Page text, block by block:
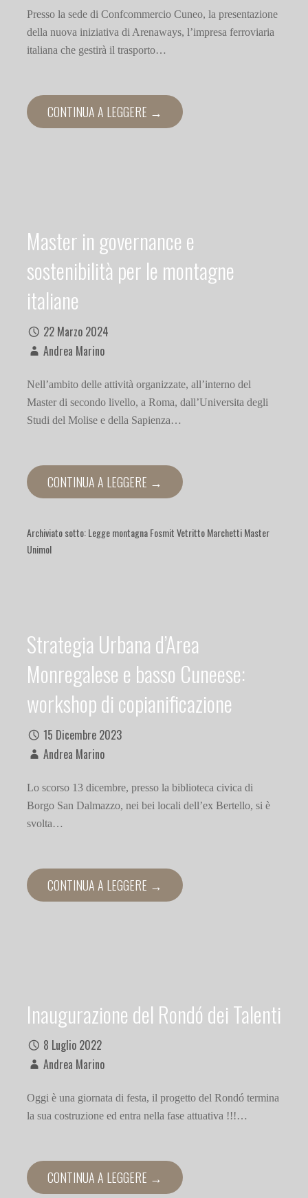
Presso la sede di Confcommercio Cuneo, la presentazione
della nuova iniziativa di Arenaways, l’impresa ferroviaria
italiana che gestirà il trasporto…
CONTINUA A LEGGERE →
Master in governance e
sostenibilità per le montagne
italiane
22 Marzo 2024
Andrea Marino
Nell’ambito delle attività organizzate, all’interno del
Master di secondo livello, a Roma, dall’Universita degli
Studi del Molise e della Sapienza…
CONTINUA A LEGGERE →
Archiviato sotto:Legge montagna Fosmit Vetritto Marchetti Master
Unimol
Strategia Urbana d’Area
Monregalese e basso Cuneese:
workshop di copianificazione
15 Dicembre 2023
Andrea Marino
Lo scorso 13 dicembre, presso la biblioteca civica di
Borgo San Dalmazzo, nei bei locali dell’ex Bertello, si è
svolta…
CONTINUA A LEGGERE →
Inaugurazione del Rondó dei Talenti
8 Luglio 2022
Andrea Marino
Oggi è una giornata di festa, il progetto del Rondó termina
la sua costruzione ed entra nella fase attuativa !!!…
CONTINUA A LEGGERE →